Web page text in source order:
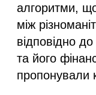
алгоритми,
між
відповідно
та його
пропонували